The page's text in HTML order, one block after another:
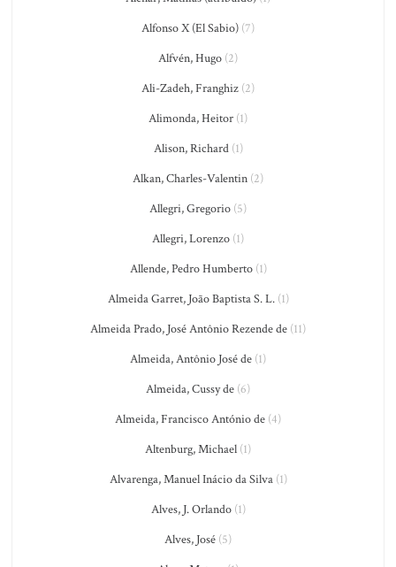
Alfonso X (El Sabio) (7)
Alfvén, Hugo (2)
Ali-Zadeh, Franghiz (2)
Alimonda, Heitor (1)
Alison, Richard(1)
Alkan, Charles-Valentin (2)
Allegri, Gregorio (5)
Allegri, Lorenzo (1)
Allende, Pedro Humberto(1)
Almeida Garret, João Baptista S. L.(1)
Almeida Prado, José Antônio Rezende de (11)
Almeida, Antônio José de (1)
Almeida, Cussy de (6)
Almeida, Francisco António de (4)
Altenburg, Michael (1)
Alvarenga, Manuel Inácio da Silva(1)
Alves, J. Orlando(1)
Alves, José (5)